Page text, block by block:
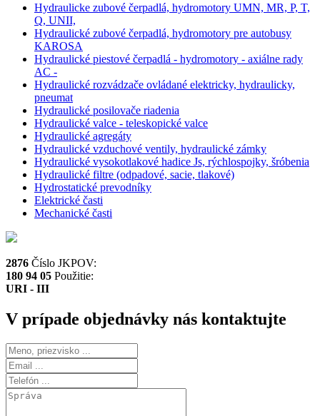
Hydraulicke zubové čerpadlá, hydromotory UMN, MR, P, T,
Q, UNII,
Hydraulické zubové čerpadlá, hydromotory pre autobusy
KAROSA
Hydraulické piestové čerpadlá - hydromotory - axiálne rady
AC -
Hydraulické rozvádzače ovládané elektricky, hydraulicky,
pneumat
Hydraulické posilovače riadenia
Hydraulické valce - teleskopické valce
Hydraulické agregáty
Hydraulické vzduchové ventily, hydraulické zámky
Hydraulické vysokotlakové hadice Js, rýchlospojky, šróbenia
Hydraulické filtre (odpadové, sacie, tlakové)
Hydrostatické prevodníky
Elektrické časti
Mechanické časti
2876 Číslo JKPOV:
180 94 05 Použitie:
URI - III
V prípade objednávky nás kontaktujte